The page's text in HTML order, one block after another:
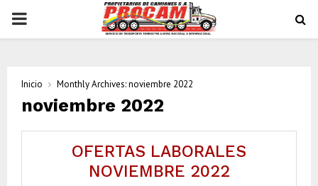
PRIMARY
Inicio Monthly Archives: noviembre 2022
noviembre 2022
OFERTAS LABORALES
NOVIEMBRE 2022